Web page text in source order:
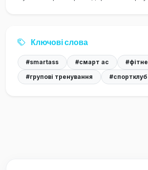
Ключові слова
#smartass #смарт ас
#групові тренування
#спортклуб